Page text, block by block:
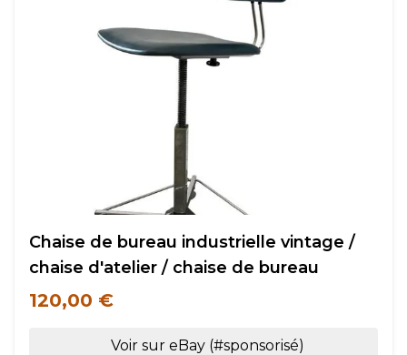
Chaise de bureau industrielle vintage /
chaise d'atelier / chaise de bureau
120,00 €
Voir sur eBay (#sponsorisé)